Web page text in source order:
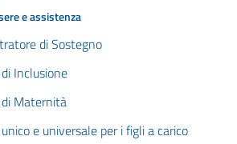
e assistenza
di Sostegno
Inclusione
Maternità
e universale per i figli a carico